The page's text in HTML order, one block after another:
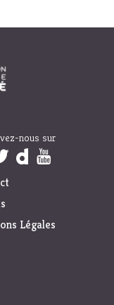
nous sur
nous sur :
Légales